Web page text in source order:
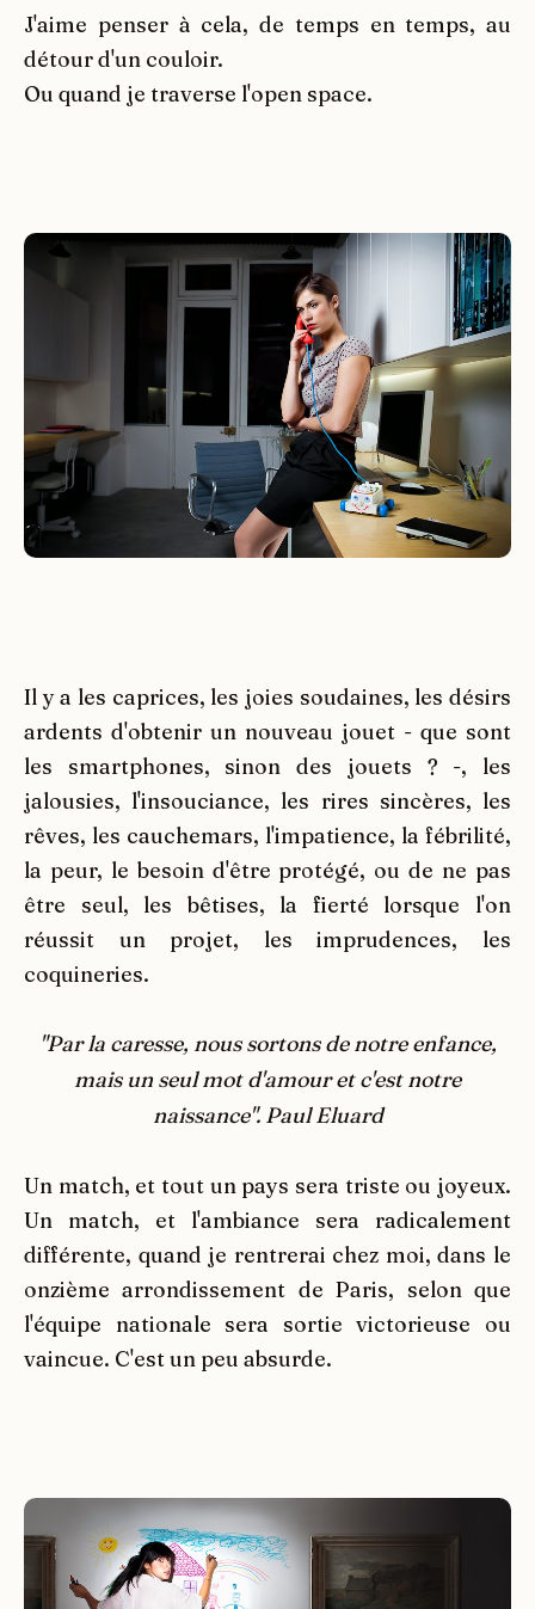
J'aime penser à cela, de temps en temps, au
détour d'un couloir.
Ou quand je traverse l'open space.
Il y a les caprices, les joies soudaines, les désirs
ardents d'obtenir un nouveau jouet - que sont
les smartphones, sinon des jouets ? -, les
jalousies, l'insouciance, les rires sincères, les
rêves, les cauchemars, l'impatience, la fébrilité,
la peur, le besoin d'être protégé, ou de ne pas
être seul, les bêtises, la fierté lorsque l'on
réussit un projet, les imprudences, les
coquineries.
"Par la caresse, nous sortons de notre enfance,
mais un seul mot d'amour et c'est notre
naissance". Paul Eluard
Un match, et tout un pays sera triste ou joyeux.
Un match, et l'ambiance sera radicalement
différente, quand je rentrerai chez moi, dans le
onzième arrondissement de Paris, selon que
l'équipe nationale sera sortie victorieuse ou
vaincue. C'est un peu absurde.